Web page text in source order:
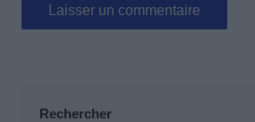
Rechercher